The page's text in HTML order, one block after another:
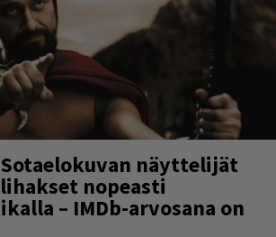
näyttelijät
nopeasti
– IMDb-arvosana on